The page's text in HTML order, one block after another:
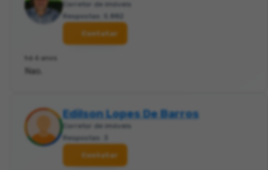
Corretor de imóveis
Respostas: 5.882
Contatar
há 6 anos
Nao.
Edilson Lopes De Barros
Corretor de imóveis
Respostas: 3
Contatar